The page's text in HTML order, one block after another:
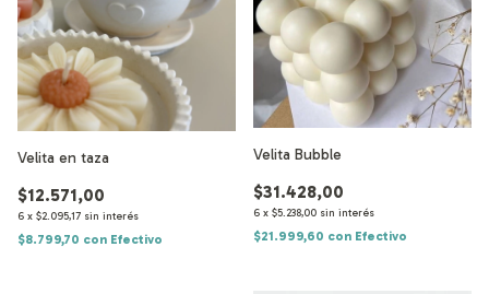
Velita en taza
$12.571,00
6 x $2.095,17 sin interés
$8.799,70 con Efectivo
Velita Bubble
$31.428,00
6 x $5.238,00 sin interés
$21.999,60 con Efectivo